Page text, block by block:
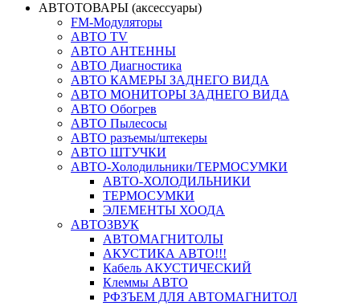
АВТОТОВАРЫ (аксессуары)
FM-Модуляторы
АВТО TV
АВТО АНТЕННЫ
АВТО Диагностика
АВТО КАМЕРЫ ЗАДНЕГО ВИДА
АВТО МОНИТОРЫ ЗАДНЕГО ВИДА
АВТО Обогрев
АВТО Пылесосы
АВТО разъемы/штекеры
АВТО ШТУЧКИ
АВТО-Холодильники/ТЕРМОСУМКИ
АВТО-ХОЛОДИЛЬНИКИ
ТЕРМОСУМКИ
ЭЛЕМЕНТЫ ХООДА
АВТОЗВУК
АВТОМАГНИТОЛЫ
АКУСТИКА АВТО!!!
Кабель АКУСТИЧЕСКИЙ
Клеммы АВТО
РФЗЪЕМ ДЛЯ АВТОМАГНИТОЛ